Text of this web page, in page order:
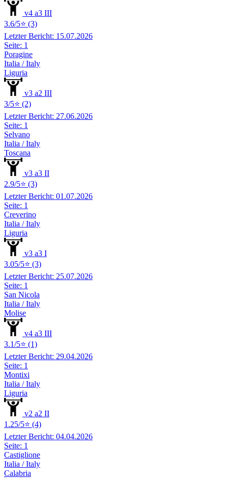
v4 a3 III
3.6/5⭐ (3)
Letzter Bericht: 15.07.2026
Seite: 1
Poragine
Italia / Italy
Liguria
v3 a2 III
3/5⭐ (2)
Letzter Bericht: 27.06.2026
Seite: 1
Selvano
Italia / Italy
Toscana
v3 a3 II
2.9/5⭐ (3)
Letzter Bericht: 01.07.2026
Seite: 1
Creverino
Italia / Italy
Liguria
v3 a3 I
3.05/5⭐ (3)
Letzter Bericht: 25.07.2026
Seite: 1
San Nicola
Italia / Italy
Molise
v4 a3 III
3.1/5⭐ (1)
Letzter Bericht: 29.04.2026
Seite: 1
Montixi
Italia / Italy
Liguria
v2 a2 II
1.25/5⭐ (4)
Letzter Bericht: 04.04.2026
Seite: 1
Castiglione
Italia / Italy
Calabria